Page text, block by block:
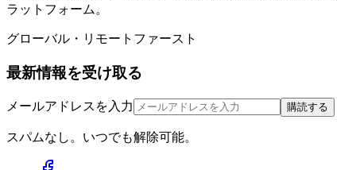
ラットフォーム。
グローバル・リモートファースト
最新情報を受け取る
メールアドレスを入力 購読する
スパムなし。いつでも解除可能。